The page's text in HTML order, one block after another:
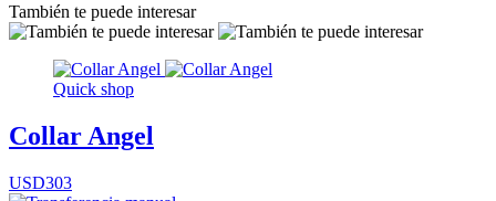
También te puede interesar
Quick shop
Collar Angel
USD303